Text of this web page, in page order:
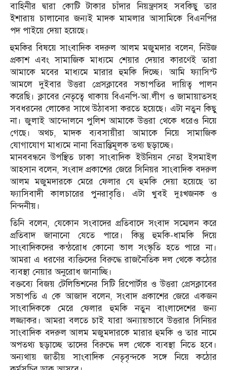
বাহিনীর দ্বারা কোটি টাকার চাঁদার নিয়ন্ত্রণসহ সবকিছু তার
ইশারায় চালানোর জন্যই মাদক মামলার আসামিকে বিএনপির
পদ পাইয়ে দেয়া হয়েছে।
হুমকির বিষয়ে সাংবাদিক বদরুল আলম মজুমদার বলেন, নিউজ
প্রকাশ এবং সামাজিক মাধ্যমে শেয়ার দেয়ার কারণেই তারা
আমাকে মবের মাধ্যমে মারার হুমকি দিচ্ছে। আমি ফ্যাসিস্ট
আমলে দুইবার উত্তরা প্রেসক্লাবের সভাপতির দায়িত্ব পালন
করেছি। ক্লাবের নেতৃত্বে থাকায় বিএনপি-আ.লীগ ও জামায়াতসহ
সবধরনের লোকের সাথে উঠাবসা করতে হয়েছে। এটা নতুন কিছু
না। জুলাই আন্দোলনে পুলিশ আমাকে উত্তরা থেকে ধরেও নিয়ে
গেছে। অথচ, মাদক ব্যবসায়ীরা আমাকে নিয়ে সামাজিক
যোগাযোগ মাধ্যমে নানা বিভ্রান্তিমূলক তথ্য ছড়াচ্ছে।
মানববন্ধনে উপস্থিত ঢাকা সাংবাদিক ইউনিয়ন নেতা ইসমাইল
আহসান বলেন, সংবাদ প্রকাশের জেরে সিনিয়র সাংবাদিক বদরুল
আলম মজুমদারকে মেরে ফেলার যে হুমকি দেয়া হয়েছে তা
ফ্যাসিবাদী কালচারের পুনরাবৃত্তি। এটা খুবই দুঃখজনক ও
নিন্দনীয়।
তিনি বলেন, যেকোন সংবাদের প্রতিবাদে সংবাদ সম্মেলন করে
প্রতিবাদ জানানো যেতে পারে। কিন্তু হুমকি-ধামকি দিয়ে
সাংবাদিকদের কন্ঠরোধ কোনো ভাল সংস্কৃতি হতে পারে না।
আমরা এ ধরণের ব্যক্তিদের বিরুদ্ধে রাজনৈতিক দল থেকে কঠোর
ব্যবস্থা নেয়ার অনুরোধ জানাচ্ছি।
বক্তব্যে বিজয় টেলিভিশনের সিটি রিপোর্টার ও উত্তরা প্রেসক্লাবের
সভাপতি এ কে আজাদ বলেন, সংবাদ প্রকাশের জেরে একজন
সাংবাদিককে মেরে ফেলার হুমকি নতুন বাংলাদেশের জন্য
লজ্জাকর। আমরা বলতে চাই যারা অন্যায়ভাবে উত্তরার সিনিয়র
সাংবাদিক বদরুল আলম মজুমদারকে মারার হুমকি ও তার নামে
অপতথ্য ছড়াচ্ছে তাদের বিরুদ্ধে দল থেকে ব্যবস্থা নিতে হবে।
অন্যথায় জাতীয় সাংবাদিক নেতৃবৃন্দকে সঙ্গে নিয়ে কঠোর